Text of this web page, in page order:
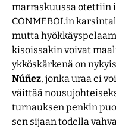
marraskuussa otettiin
CONMEBOLin
mutta
kisoissakin voivat
ykköskärkenä on
Núñez, jonka uraa ei
väittää
turnauksen penkin
sen sijaan todella